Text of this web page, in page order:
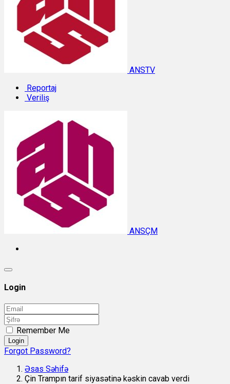
ANSTV
Reportaj
Veriliş
ANSÇM
Login
Remember Me
Login
Forgot Password?
Əsas Səhifə
Çin Trampın tarif siyasətinə kəskin cavab verdi